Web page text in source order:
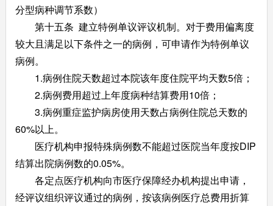
分型病种调节系数）
第十五条 建立特例单议评议机制。对于费用偏离度
较大且满足以下条件之一的病例，可申请作为特例单议
病例。
1.病例住院天数超过本院该年度住院平均天数5倍；
2.病例费用超过上年度病种结算费用10倍；
3.病例重症监护病房使用天数占病例住院总天数的
60%以上。
医疗机构申报特殊病例数不能超过医院当年度按DIP
结算出院病例数的0.05%。
各定点医疗机构向市医疗保障经办机构提出申请，
经评议组织评议通过的病例，按该病例医疗总费用折算